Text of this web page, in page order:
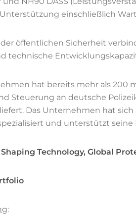
einschließlich
öffentlichen Sicherheit
technische
hat bereits mehr als 200
Steuerung an deutsche
Das Unternehmen hat
und unterstützt
Shaping Technology, Global
: